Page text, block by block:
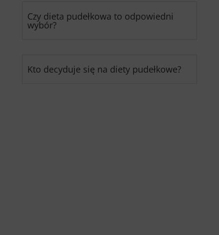
Czy dieta pudełkowa to odpowiedni
wybór?
Kto decyduje się na diety pudełkowe?